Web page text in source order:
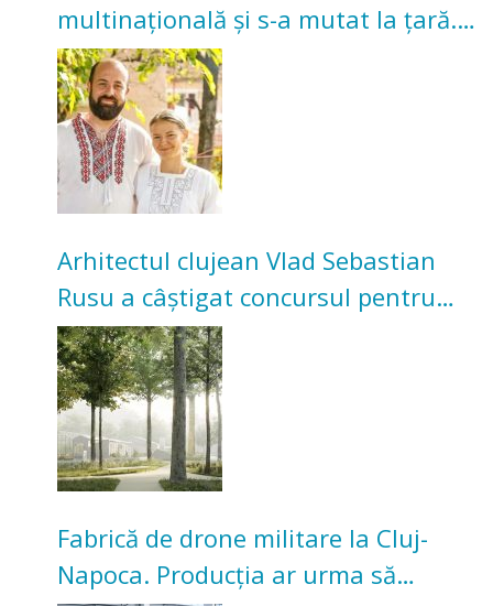
multinațională și s-a mutat la țară.
Acum cultivă legume în grădina
bunicilor
Arhitectul clujean Vlad Sebastian
Rusu a câștigat concursul pentru
transformarea Grădinii Casei
Universitarilor
Fabrică de drone militare la Cluj-
Napoca. Producția ar urma să